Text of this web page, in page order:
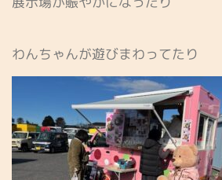
わんちゃんが遊びまわってたり